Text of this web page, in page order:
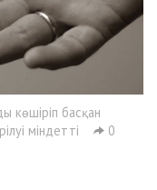
көшіріп басқан
міндетті
0